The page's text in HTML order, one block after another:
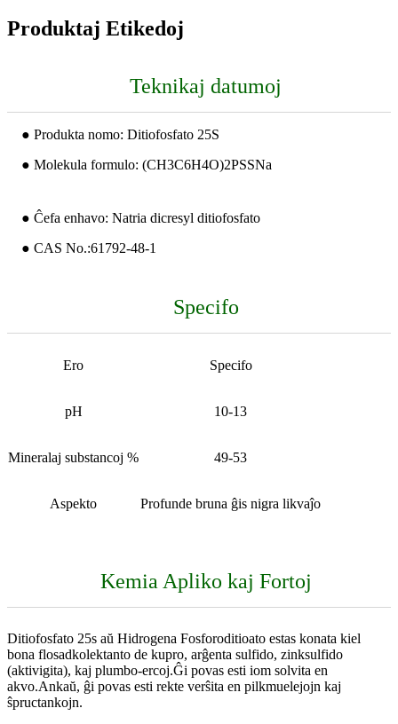
Produktaj Etikedoj
Teknikaj datumoj
● Produkta nomo: Ditiofosfato 25S
● Molekula formulo: (CH3C6H4O)2PSSNa
● Ĉefa enhavo: Natria dicresyl ditiofosfato
● CAS No.:61792-48-1
Specifo
Ero Specifo
pH 10-13
Mineralaj substancoj % 49-53
Aspekto Profunde bruna ĝis nigra likvaĵo
Kemia Apliko kaj Fortoj
Ditiofosfato 25s aŭ Hidrogena Fosforoditioato estas konata kiel
bona flosadkolektanto de kupro, arĝenta sulfido, zinksulfido
(aktivigita), kaj plumbo-ercoj.Ĝi povas esti iom solvita en
akvo.Ankaŭ, ĝi povas esti rekte verŝita en pilkmuelejojn kaj
ŝpructankojn.